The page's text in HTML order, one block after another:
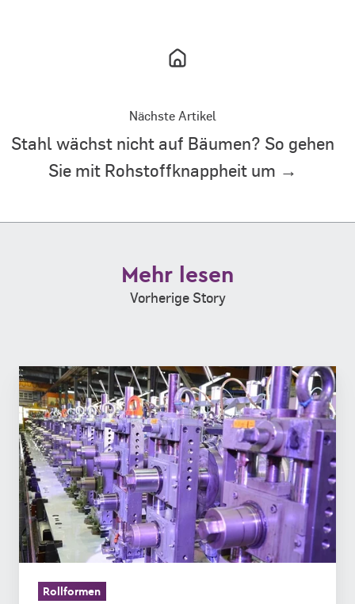
Nächste Artikel
Stahl wächst nicht auf Bäumen? So gehen
Sie mit Rohstoffknappheit um →
Mehr lesen
Vorherige Story
Was
ist
Rollformen
und
was
kann
das
Produktionsverfahren?
Rollformen